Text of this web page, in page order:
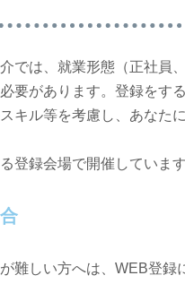
では、就業形態（正社員
要があります。登録をす
キル等を考慮し、あなた
登録会場で開催しています
難しい方へは、WEB登録